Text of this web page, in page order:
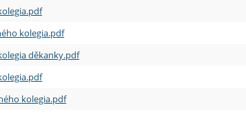
kolegia.pdf
děkanky.pdf
kolegia.pdf